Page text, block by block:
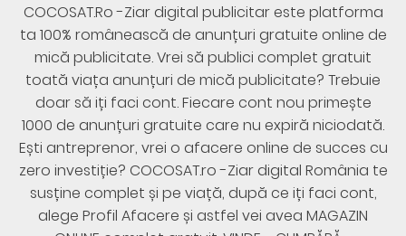
COCOSAT.Ro -Ziar digital publicitar este platforma
ta 100% românească de anunțuri gratuite online de
mică publicitate. Vrei să publici complet gratuit
toată viața anunțuri de mică publicitate? Trebuie
doar să iți faci cont. Fiecare cont nou primește
1000 de anunțuri gratuite care nu expiră niciodată.
Ești antreprenor, vrei o afacere online de succes cu
zero investiție? COCOSAT.ro -Ziar digital România te
susține complet și pe viață, după ce iți faci cont,
alege Profil Afacere și astfel vei avea MAGAZIN